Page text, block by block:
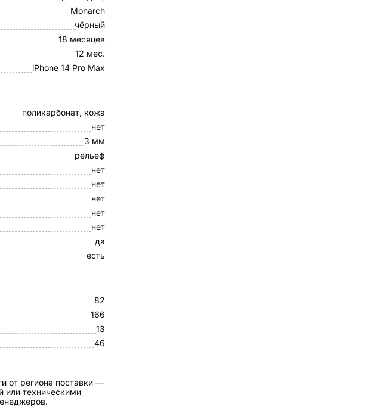
Monarch
чёрный
18 месяцев
12 мес.
iPhone 14 Pro Max
поликарбонат, кожа
нет
3 мм
рельеф
нет
нет
нет
нет
нет
да
есть
82
166
13
46
от региона поставки —
или техническими